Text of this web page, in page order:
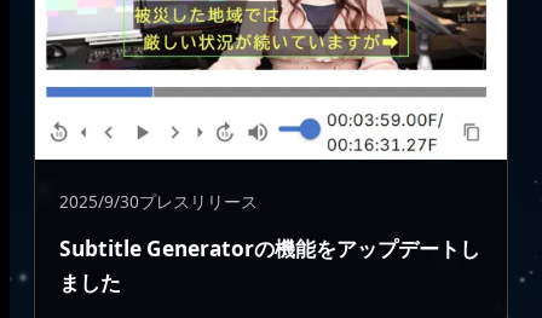
2025/9/30プレスリリース
Subtitle Generatorの機能をアップデートし
ました